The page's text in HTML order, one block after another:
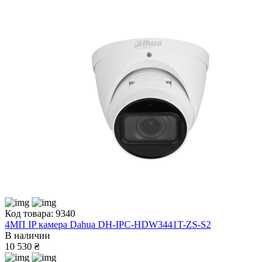
Код товара: 9340
4МП IP камера Dahua DH-IPC-HDW3441T-ZS-S2
В наличии
10 530 ₴